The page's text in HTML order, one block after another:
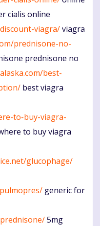
cialis online
viagra/viagra
prednisone-no-
prednisone no
best-
best viagra
to-buy-viagra-
to buy viagra
glucophage/
generic for
5mg